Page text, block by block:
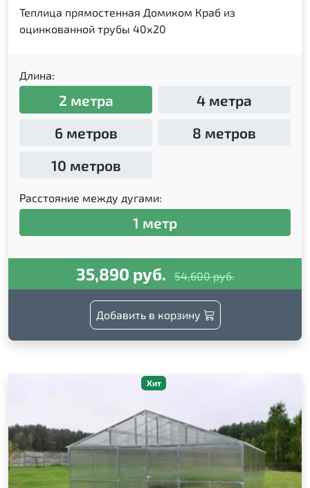
Теплица прямостенная Домиком Краб из
оцинкованной трубы 40х20
Длина:
2 метра
4 метра
6 метров
8 метров
10 метров
Расстояние между дугами:
1 метр
35,890 руб. 54,600 руб.
Добавить в корзину
Хит